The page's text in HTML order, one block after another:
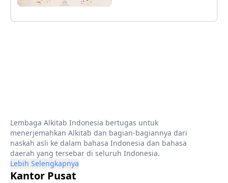
Lembaga Alkitab Indonesia bertugas untuk
menerjemahkan Alkitab dan bagian-bagiannya dari
naskah asli ke dalam bahasa Indonesia dan bahasa
daerah yang tersebar di seluruh Indonesia.
Lebih Selengkapnya
Kantor Pusat